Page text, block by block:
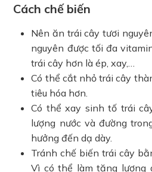
Cách chế biến
Nên ăn trái cây tươi
nguyên được tối đa
trái cây hơn là ép, xay,…
Có thể cắt nhỏ trái cây
tiêu hóa hơn.
Có thể xay sinh tố trái
lượng nước và đường
hưởng đến dạ dày.
Tránh chế biến trái cây
Vì có thể làm tăng lượng